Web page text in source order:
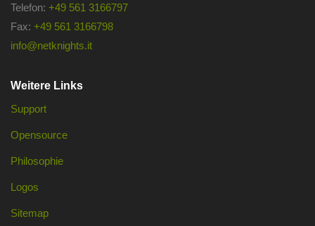
Telefon: +49 561 3166797
Fax: +49 561 3166798
info@netknights.it
Weitere Links
Support
Opensource
Philosophie
Logos
Sitemap